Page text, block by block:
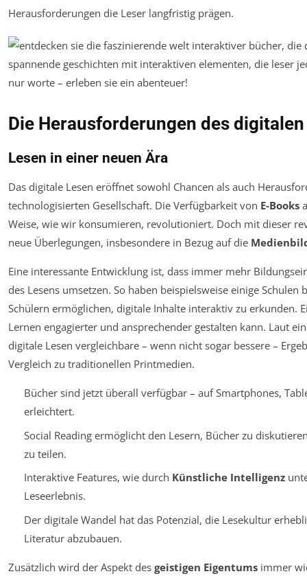
Herausforderungen die Leser langfristig prägen.
Die Herausforderungen des
Lesen in einer neuen Ära
Das digitale Lesen eröffnet sowohl Chancen als auch
technologisierten Gesellschaft. Die Verfügbarkeit von E-Books
Weise, wie wir konsumieren, revolutioniert. Doch mit dieser
neue Überlegungen, insbesondere in Bezug auf die
Eine interessante Entwicklung ist, dass immer mehr
des Lesens umsetzen. So haben beispielsweise einige
Schülern ermöglichen, digitale Inhalte interaktiv zu erkunden.
Lernen engagierter und ansprechender gestalten kann. Laut
digitale Lesen vergleichbare – wenn nicht sogar bessere –
Vergleich zu traditionellen Printmedien.
Bücher sind jetzt überall verfügbar – auf Smartphones,
erleichtert.
Social Reading ermöglicht den Lesern, Bücher zu
zu teilen.
Interaktive Features, wie durch Künstliche Intelligenz
Leseerlebnis.
Der digitale Wandel hat das Potenzial, die Lesekultur
Literatur abzubauen.
Zusätzlich wird der Aspekt des geistigen Eigentums immer